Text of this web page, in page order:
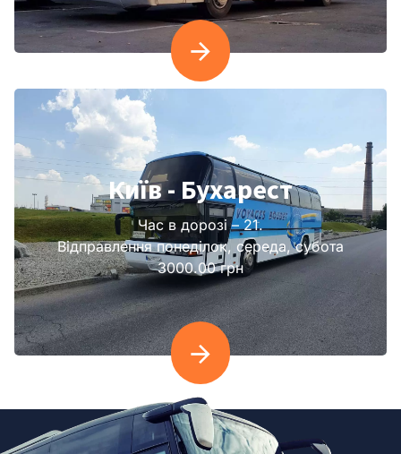
Київ - Бухарест
Час в дорозі – 21.
Відправлення понеділок, середа, субота
3000.00 грн